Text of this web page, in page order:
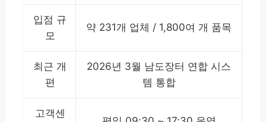
입점 규
모
약 231개 업체 / 1,800여 개 품목
최근 개
편
2026년 3월 남도장터 연합 시스
템 통합
고객센